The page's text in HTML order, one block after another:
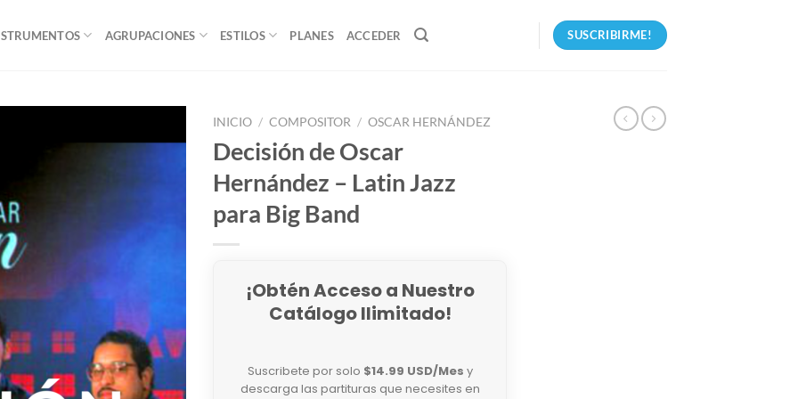
AGRUPACIONES ESTILOS PLANES ACCEDER SUSCRIBIRME!
INICIO / COMPOSITOR / OSCAR HERNÁNDEZ
Decisión de Oscar
Hernández – Latin Jazz
para Big Band
¡Obtén Acceso a Nuestro
Catálogo Ilimitado!
Suscribete por solo $14.99 USD/Mes y
descarga las partituras que necesites en